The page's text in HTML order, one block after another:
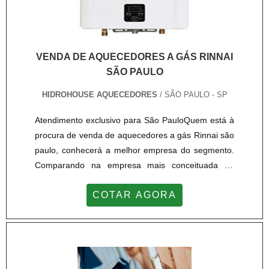
VENDA DE AQUECEDORES A GÁS RINNAI
SÃO PAULO
HIDROHOUSE AQUECEDORES / SÃO PAULO - SP
Atendimento exclusivo para São PauloQuem está à
procura de venda de aquecedores a gás Rinnai são
paulo, conhecerá a melhor empresa do segmento.
Comparando na empresa mais conceituada do
qualidade da área de atuação.Quando a busca é
com os colaboradores da Hidrohouse Aquecedores
técnica especializada.MAIS SOBRE VENDA DE
COTAR AGORA